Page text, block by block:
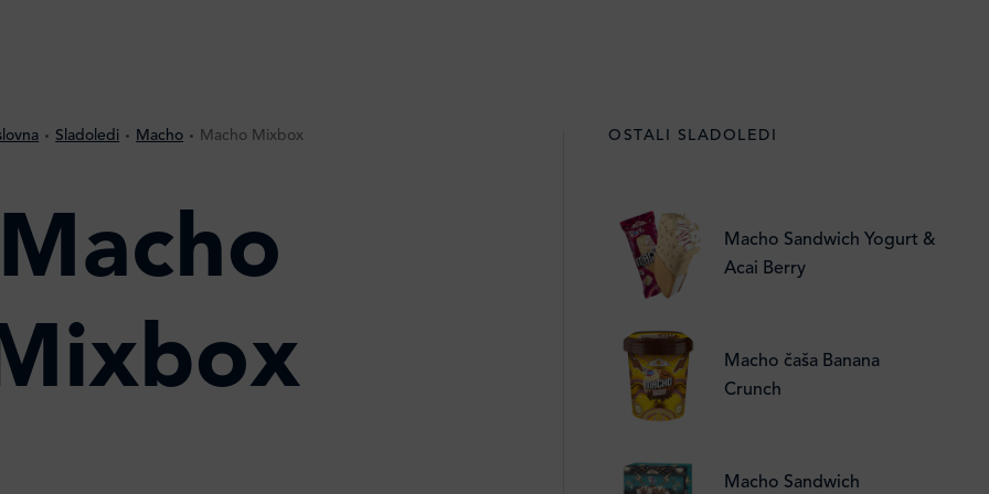
Sladoledi Macho Macho Mixbox
Macho
OSTALI SLADOLEDI
Macho Sandwich Yogurt &
Acai Berry
Macho čaša Banana
Crunch
Macho Sandwich